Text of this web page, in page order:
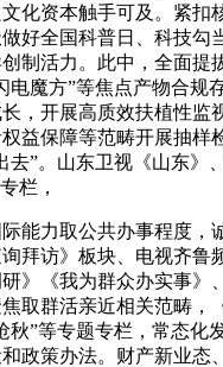
化资本触手可及。紧扣
好全国科普日、科技勾
制活力。此中，全面提
电魔方”等焦点产物合规
，开展高质效扶植性监
益保障等范畴开展抽样
去”。山东卫视《山东》
栏，
力取公共办事程度，
拜访》板块、电视齐鲁
》《我为群众办实事》
取群活亲近相关范畴，
秋”等专题专栏，常态化
政策办法。财产新业态